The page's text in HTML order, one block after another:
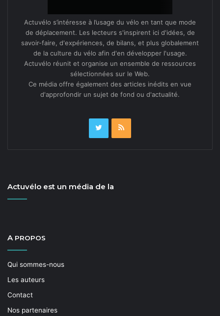
Actuvélo s’intéresse à l’usage du vélo en tant que mode
de déplacement. Les lecteurs s'inspirent ici d'idées, de
savoir-faire, d'expériences, de bilans, et plus globalement
de la culture du vélo afin d'en développer l'usage.
Actuvélo réunit et organise un ensemble de ressources
sélectionnées sur le Web.
Ce média offre également des articles inédits en vue
d'approfondir un sujet de fond ou d'actualité.
Actuvélo est un média de la
A PROPOS
Qui sommes-nous
Les auteurs
Contact
Nos partenaires